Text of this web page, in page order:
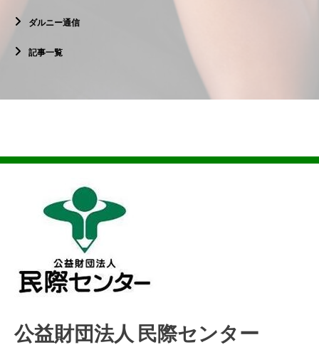
ダルニー通信
記事一覧
公益財団法人 民際センター